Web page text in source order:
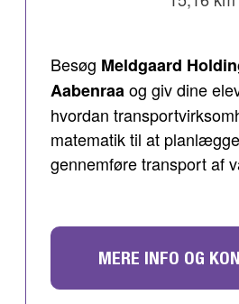
Besøg Meldgaard
Aabenraaog giv dine
hvordan
matematik til at
gennemføre transport af
MERE INFO OG